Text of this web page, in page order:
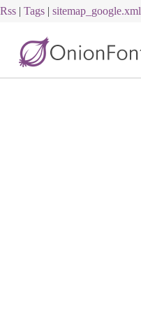
Rss | Tags | sitemap_google.xml